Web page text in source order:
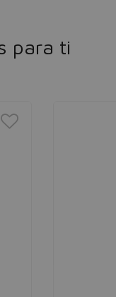
para ti